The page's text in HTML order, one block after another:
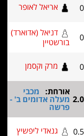
אריאל לאופר
דניאל (אדוארד)
בורשטיין
מרק וקסמן
אורחת:מכבי
מעלה אדומים ב' -
פרשה
גנאדי ליפשיץ